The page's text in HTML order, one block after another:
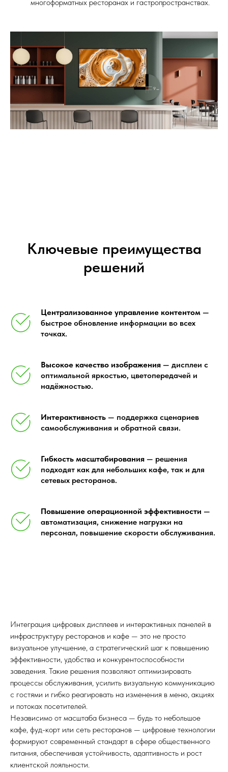
многоформатных ресторанах и гастропространствах.
Ключевые преимущества
решений
Централизованное управление контентом —
быстрое обновление информации во всех
точках.
Высокое качество изображения — дисплеи с
оптимальной яркостью, цветопередачей и
надёжностью.
Интерактивность — поддержка сценариев
самообслуживания и обратной связи.
Гибкость масштабирования — решения
подходят как для небольших кафе, так и для
сетевых ресторанов.
Повышение операционной эффективности —
автоматизация, снижение нагрузки на
персонал, повышение скорости обслуживания.
Интеграция цифровых дисплеев и интерактивных панелей в
инфраструктуру ресторанов и кафе — это не просто
визуальное улучшение, а стратегический шаг к повышению
эффективности, удобства и конкурентоспособности
заведения. Такие решения позволяют оптимизировать
процессы обслуживания, усилить визуальную коммуникацию
с гостями и гибко реагировать на изменения в меню, акциях
и потоках посетителей.
Независимо от масштаба бизнеса — будь то небольшое
кафе, фуд-корт или сеть ресторанов — цифровые технологии
формируют современный стандарт в сфере общественного
питания, обеспечивая устойчивость, адаптивность и рост
клиентской лояльности.